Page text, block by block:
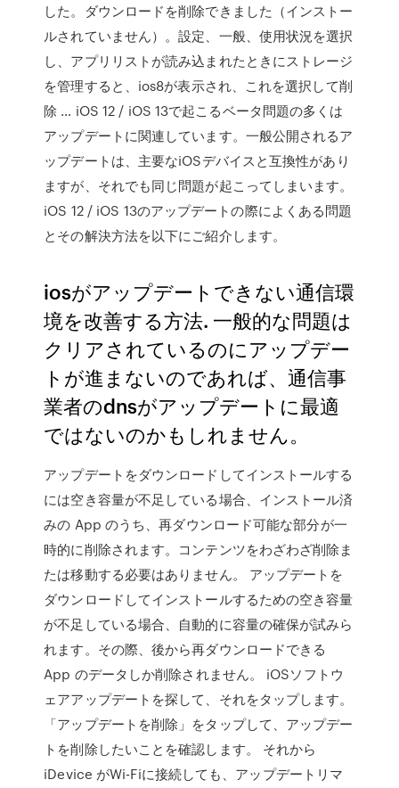
した。ダウンロードを削除できました（インストー
ルされていません）。設定、一般、使用状況を選択
し、アプリリストが読み込まれたときにストレージ
を管理すると、ios8が表示され、これを選択して削
除 … iOS 12 / iOS 13で起こるベータ問題の多くは
アップデートに関連しています。一般公開されるア
ップデートは、主要なiOSデバイスと互換性があり
ますが、それでも同じ問題が起こってしまいます。
iOS 12 / iOS 13のアップデートの際によくある問題
とその解決方法を以下にご紹介します。
iosがアップデートできない通信環
境を改善する方法. 一般的な問題は
クリアされているのにアップデー
トが進まないのであれば、通信事
業者のdnsがアップデートに最適
ではないのかもしれません。
アップデートをダウンロードしてインストールする
には空き容量が不足している場合、インストール済
みの App のうち、再ダウンロード可能な部分が一
時的に削除されます。コンテンツをわざわざ削除ま
たは移動する必要はありません。 アップデートを
ダウンロードしてインストールするための空き容量
が不足している場合、自動的に容量の確保が試みら
れます。その際、後から再ダウンロードできる
App のデータしか削除されません。 iOSソフトウ
ェアアップデートを探して、それをタップします。
「アップデートを削除」をタップして、アップデー
トを削除したいことを確認します。 それから
iDevice がWi-Fiに接続しても、アップデートリマ